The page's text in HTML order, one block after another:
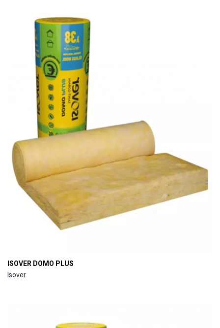
ISOVER DOMO PLUS
Isover